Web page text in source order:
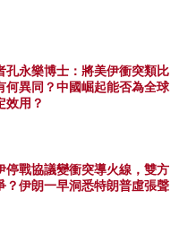
孔永樂博士：將美伊衝突類比
何異同？中國崛起能否為全球
效用？
停戰協議變衝突導火線，雙方
？伊朗一早洞悉特朗普虛張聲